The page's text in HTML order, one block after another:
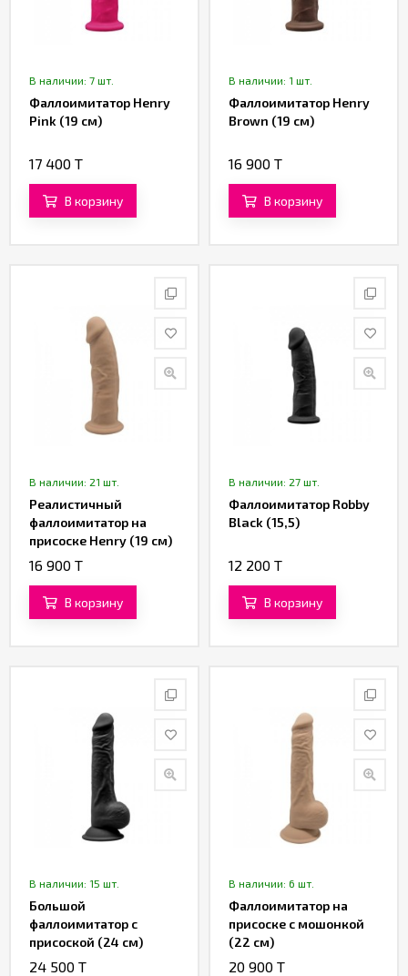
В наличии: 7 шт.
Фаллоимитатор Henry
Pink (19 см)
17 400 T
В корзину
В наличии: 1 шт.
Фаллоимитатор Henry
Brown (19 см)
16 900 T
В корзину
В наличии: 21 шт.
Реалистичный
фаллоимитатор на
присоске Henry (19 см)
16 900 T
В корзину
В наличии: 27 шт.
Фаллоимитатор Robby
Black (15,5)
12 200 T
В корзину
В наличии: 15 шт.
Большой
фаллоимитатор с
присоской (24 см)
24 500 T
В наличии: 6 шт.
Фаллоимитатор на
присоске с мошонкой
(22 см)
20 900 T